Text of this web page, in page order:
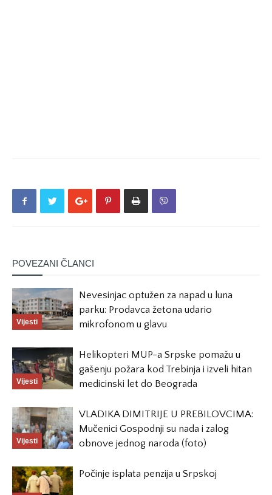
POVEZANI ČLANCI
Vijesti
Nevesinjac optužen za napad u luna
parku: Prodavca žetona udario
mikrofonom u glavu
Vijesti
Helikopteri MUP-a Srpske pomažu u
gašenju požara kod Trebinja i izveli hitan
medicinski let do Beograda
Vijesti
VLADIKA DIMITRIJE U PREBILOVCIMA:
Mučenici Gospodnji su nada i zalog
obnove jednog naroda (foto)
Počinje isplata penzija u Srpskoj